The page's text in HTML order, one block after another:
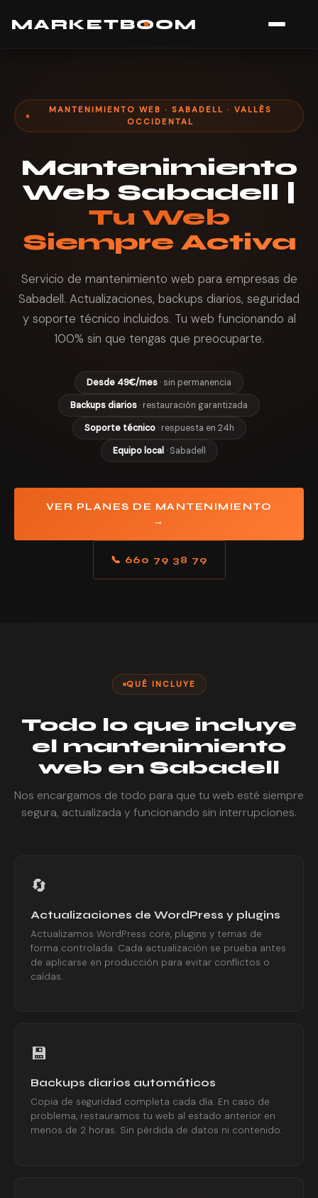
MARK ETBOOM
MANTENIMIENTO WEB · SABADELL · VALLÈS
OCCIDENTAL
Mantenimiento
Web Sabadell |
Tu Web
Siempre Activa
Servicio de mantenimiento web para empresas de
Sabadell. Actualizaciones, backups diarios, seguridad
y soporte técnico incluidos. Tu web funcionando al
100% sin que tengas que preocuparte.
Desde 49€/mes · sin permanencia
Backups diarios · restauración garantizada
Soporte técnico· respuesta en 24h
Equipo local · Sabadell
VER PLANES DE MANTENIMIENTO
→
📞 660 79 38 79
QUÉ INCLUYE
Todo lo que incluye
el mantenimiento
web en Sabadell
Nos encargamos de todo para que tu web esté siempre
segura, actualizada y funcionando sin interrupciones.
🔄
Actualizaciones de WordPress y plugins
Actualizamos WordPress core, plugins y temas de
forma controlada. Cada actualización se prueba antes
de aplicarse en producción para evitar conflictos o
caídas.
💾
Backups diarios automáticos
Copia de seguridad completa cada día. En caso de
problema, restauramos tu web al estado anterior en
menos de 2 horas. Sin pérdida de datos ni contenido.